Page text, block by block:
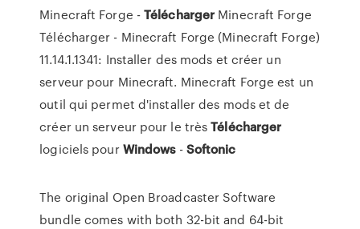
Minecraft Forge -Télécharger Minecraft Forge
Télécharger - Minecraft Forge (Minecraft Forge)
11.14.1.1341: Installer des mods et créer un
serveur pour Minecraft. Minecraft Forge est un
outil qui permet d'installer des mods et de
créer un serveur pour le trèsTélécharger
logiciels pourWindows-Softonic
The original Open Broadcaster Software
bundle comes with both 32-bit and 64-bit